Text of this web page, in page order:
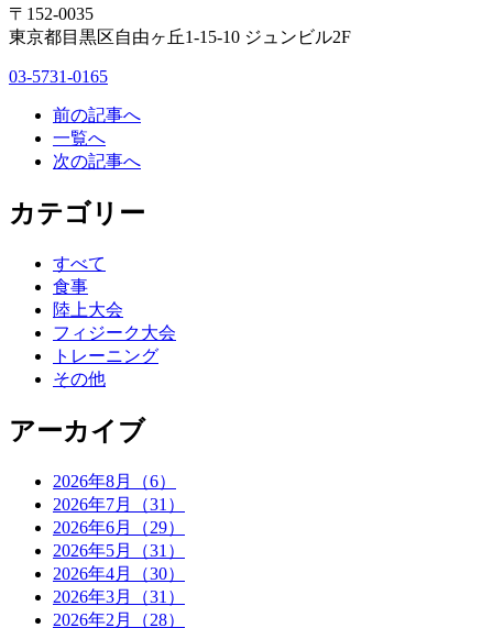
〒152-0035
東京都目黒区自由ヶ丘1-15-10 ジュンビル2F
03-5731-0165
前の記事へ
一覧へ
次の記事へ
カテゴリー
すべて
食事
陸上大会
フィジーク大会
トレーニング
その他
アーカイブ
2026年8月（6）
2026年7月（31）
2026年6月（29）
2026年5月（31）
2026年4月（30）
2026年3月（31）
2026年2月（28）